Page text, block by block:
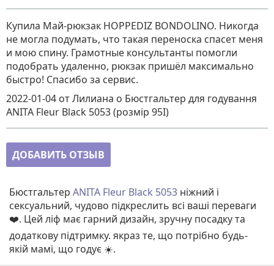
Купила Май-рюкзак HOPPEDIZ BONDOLINO. Никогда
не могла подумать, что такая переноска спасет меня
и мою спину. Грамотные консультанты помогли
подобрать удаленно, рюкзак пришёл максимально
быстро! Спасибо за сервис.
2022-01-04 от Лилиана о Бюстгальтер для годування
ANITA Fleur Black 5053 (розмір 95I)
ДОБАВИТЬ ОТЗЫВ
Бюстгальтер ANITA Fleur Black 5053 ніжний і
сексуальний, чудово підкреслить всі ваші переваги
❤️. Цей ліф має гарний дизайн, зручну посадку та
додаткову підтримку. якраз те, що потрібно будь-
якій мамі, що годує ☀️.